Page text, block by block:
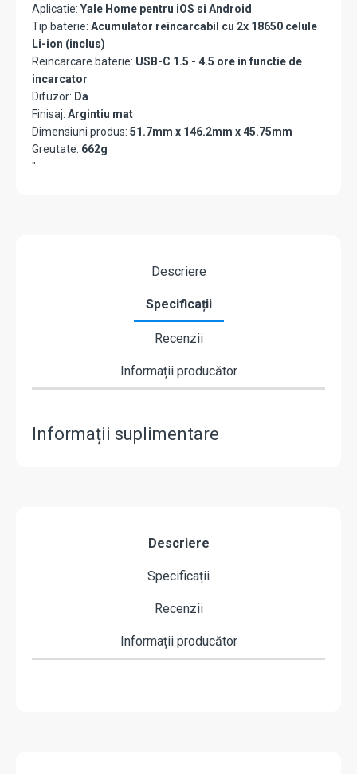
Aplicatie: Yale Home pentru iOS si Android
Tip baterie: Acumulator reincarcabil cu 2x 18650 celule
Li-ion (inclus)
Reincarcare baterie: USB-C 1.5 - 4.5 ore in functie de
incarcator
Difuzor: Da
Finisaj: Argintiu mat
Dimensiuni produs: 51.7mm x 146.2mm x 45.75mm
Greutate: 662g
"
Descriere
Specificații
Recenzii
Informații producător
Informații suplimentare
Descriere
Specificații
Recenzii
Informații producător